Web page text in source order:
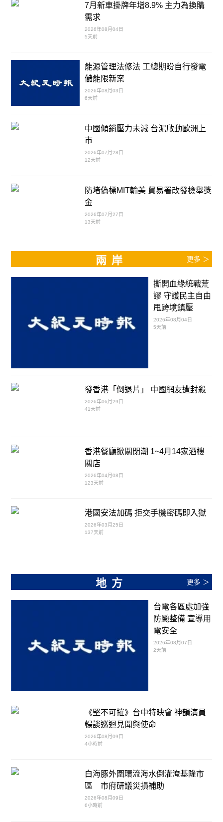
7月新車掛牌年增8.9% 主力為換購
需求
2026年08月04日
5天前
能源管理法修法 工總期盼自行發電
儲能限新案
2026年08月03日
6天前
中國傾銷壓力未減 台泥啟動歐洲上
市
2026年07月28日
12天前
防堵偽標MIT輸美 貿易署改發檢舉獎
金
2026年07月27日
13天前
兩岸 更多 ＞
撕開血緣統戰荒
謬 守護民主自由
甩跨境鎮壓
2026年08月04日
5天前
發香港「倒退片」 中國網友遭封殺
2026年06月29日
41天前
香港餐廳掀關閉潮 1~4月14家酒樓
關店
2026年04月08日
123天前
港國安法加碼 拒交手機密碼即入獄
2026年03月25日
137天前
地方 更多 ＞
台電各區處加強
防颱整備 宣導用
電安全
2026年08月07日
2天前
《堅不可摧》台中特映會 神韻演員
暢談巡迴見聞與使命
2026年08月09日
4小時前
白海豚外圍環流海水倒灌淹基隆市
區 市府研議災損補助
2026年08月09日
6小時前